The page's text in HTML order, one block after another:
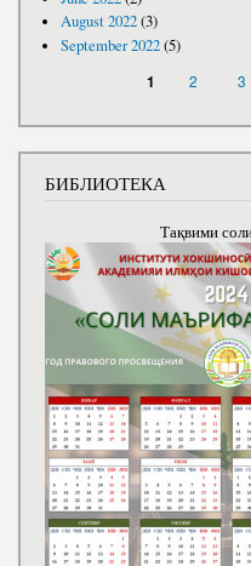
August 2022(3)
September 2022(5)
1 2 3
БИБЛИОТЕКА
Тақвими